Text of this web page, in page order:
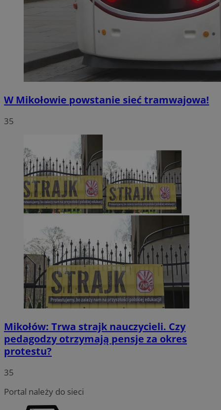
W Mikołowie powstanie sieć tramwajowa!
35
Mikołów: Trwa strajk nauczycieli. Czy
pedagodzy otrzymają pensje za okres
protestu?
35
Portal należy do sieci